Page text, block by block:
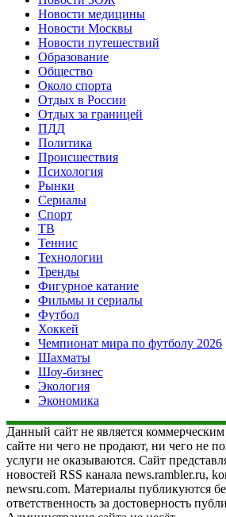
Новости медицины
Новости Москвы
Новости путешествий
Образование
Общество
Около спорта
Отдых в России
Отдых за границей
ПДД
Политика
Происшествия
Психология
Рынки
Сериалы
Спорт
ТВ
Теннис
Технологии
Тренды
Фигурное катание
Фильмы и сериалы
Футбол
Хоккей
Чемпионат мира по футболу 2026
Шахматы
Шоу-бизнес
Экология
Экономика
Данный сайт не является
сайте ни чего не продают, ни чего не
услуги не оказываются. Сайт
новостей RSS канала news.rambler.ru,
newsru.com. Материалы публикуются
ответственность за достоверность